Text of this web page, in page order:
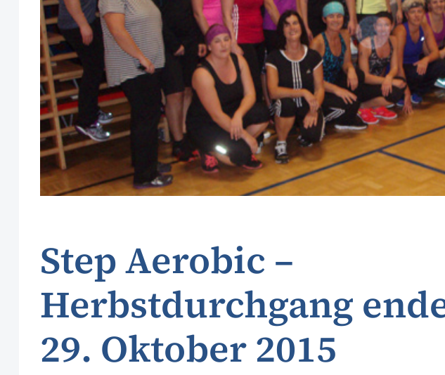
Step Aerobic –
Herbstdurchgang
29. Oktober 2015